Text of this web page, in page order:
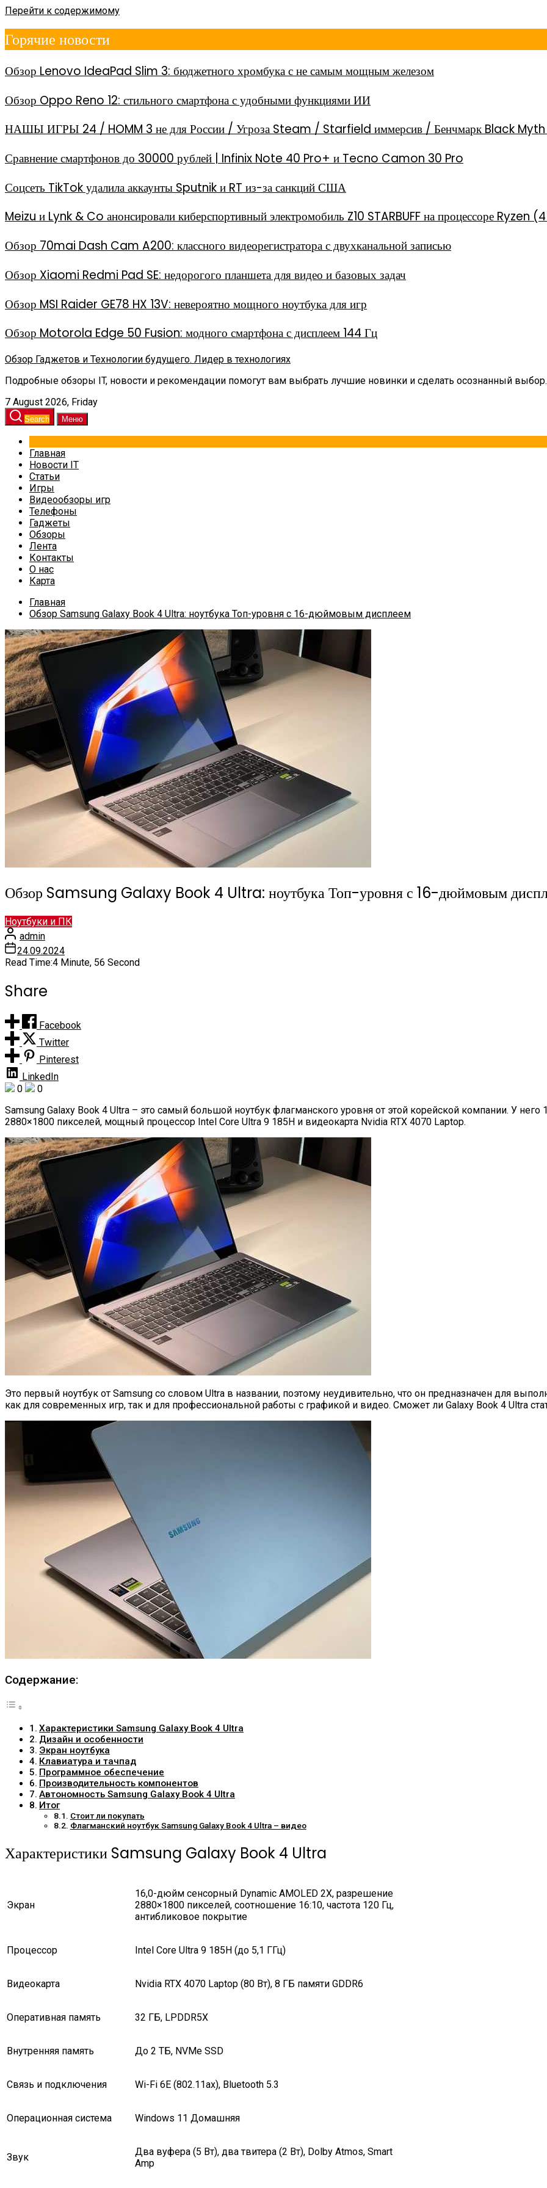
Перейти к содержимому
Горячие новости
Обзор Lenovo IdeaPad Slim 3: бюджетного хромбука с не самым мощным железом
Обзор Oppo Reno 12: стильного смартфона с удобными функциями ИИ
НАШЫ ИГРЫ 24 / HOMM 3 не для России / Угроза Steam / Starfield иммерсив / Бенчмарк Black
Сравнение смартфонов до 30000 рублей | Infinix Note 40 Pro+ и Tecno Camon 30 Pro
Соцсеть TikTok удалила аккаунты Sputnik и RT из-за санкций США
Meizu и Lynk & Co анонсировали киберспортивный электромобиль Z10 STARBUFF на процессоре Ryzen
Обзор 70mai Dash Cam A200: классного видеорегистратора с двухканальной записью
Обзор Xiaomi Redmi Pad SE: недорогого планшета для видео и базовых задач
Обзор MSI Raider GE78 HX 13V: невероятно мощного ноутбука для игр
Обзор Motorola Edge 50 Fusion: модного смартфона с дисплеем 144 Гц
Обзор Гаджетов и Технологии будущего. Лидер в технологиях
Подробные обзоры IT, новости и рекомендации помогут вам выбрать лучшие новинки и сделать осознанный выбор.
7 August 2026, Friday
Search Меню
Главная
Новости IT
Статьи
Игры
Видеообзоры игр
Телефоны
Гаджеты
Обзоры
Лента
Контакты
О нас
Карта
Главная
Обзор Samsung Galaxy Book 4 Ultra: ноутбука Топ-уровня с 16-дюймовым дисплеем
Обзор Samsung Galaxy Book 4 Ultra: ноутбука Топ-уровня с 16-дюймовым
Ноутбуки и ПК
admin
24.09.2024
Read Time:4 Minute, 56 Second
Share
Facebook
Twitter
Pinterest
LinkedIn
0
0
Samsung Galaxy Book 4 Ultra – это самый большой ноутбук флагманского уровня от этой корейской компании. У
2880×1800 пикселей, мощный процессор Intel Core Ultra 9 185H и видеокарта Nvidia RTX 4070 Laptop.
Это первый ноутбук от Samsung со словом Ultra в названии, поэтому неудивительно, что он предназначен для
как для современных игр, так и для профессиональной работы с графикой и видео. Сможет ли Galaxy Book 4 Ultra
Содержание:
Характеристики Samsung Galaxy Book 4 Ultra
Дизайн и особенности
Экран ноутбука
Клавиатура и тачпад
Программное обеспечение
Производительность компонентов
Автономность Samsung Galaxy Book 4 Ultra
Итог
Стоит ли покупать
Флагманский ноутбук Samsung Galaxy Book 4 Ultra – видео
Характеристики Samsung Galaxy Book 4 Ultra
Экран
16,0-дюйм сенсорный Dynamic AMOLED 2X, разрешение
2880×1800 пикселей, соотношение 16:10, частота 120 Гц,
антибликовое покрытие
Процессор Intel Core Ultra 9 185H (до 5,1 ГГц)
Видеокарта Nvidia RTX 4070 Laptop (80 Вт), 8 ГБ памяти GDDR6
Оперативная память 32 ГБ, LPDDR5X
Внутренняя память До 2 ТБ, NVMe SSD
Связь и подключения Wi-Fi 6E (802.11ax), Bluetooth 5.3
Операционная система Windows 11 Домашняя
Звук
Два вуфера (5 Вт), два твитера (2 Вт), Dolby Atmos, Smart
Amp